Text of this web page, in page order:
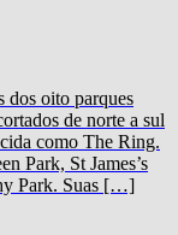
dos oito parques
de norte a sul
como The Ring.
Park, St James’s
Park. Suas […]